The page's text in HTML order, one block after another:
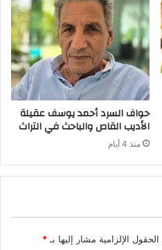
‬الأديب‭ ‬القاص‭ ‬والباحث‭ ‬في‭ ‬التراث
منذ 4 أيام
الحقول الإلزامية مشار إليها بـ *